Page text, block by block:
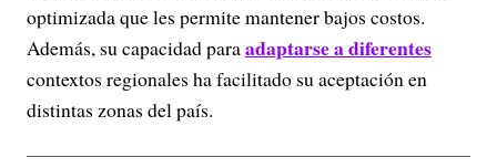
optimizada que les permite mantener bajos costos.
Además, su capacidad paraadaptarse a diferentes
contextos regionales ha facilitado su aceptación en
distintas zonas del país.